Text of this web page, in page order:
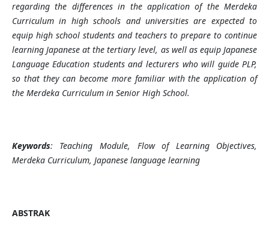
regarding the differences in the application of the Merdeka
Curriculum in high schools and universities are expected to
equip high school students and teachers to prepare to continue
learning Japanese at the tertiary level, as well as equip Japanese
Language Education students and lecturers who will guide PLP,
so that they can become more familiar with the application of
the Merdeka Curriculum in Senior High School.
Keywords: Teaching Module, Flow of Learning Objectives,
Merdeka Curriculum, Japanese language learning
ABSTRAK